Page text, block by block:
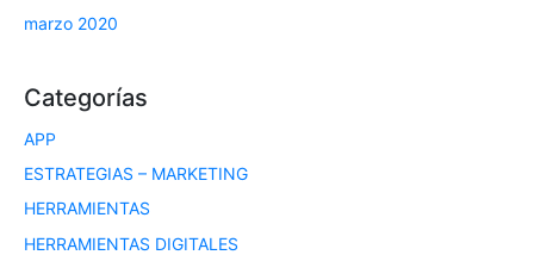
marzo 2020
Categorías
APP
ESTRATEGIAS – MARKETING
HERRAMIENTAS
HERRAMIENTAS DIGITALES